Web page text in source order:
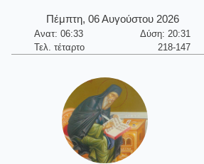
Πέμπτη, 06 Αυγούστου 2026
Ανατ: 06:33
Δύση: 20:31
Τελ. τέταρτο
218-147